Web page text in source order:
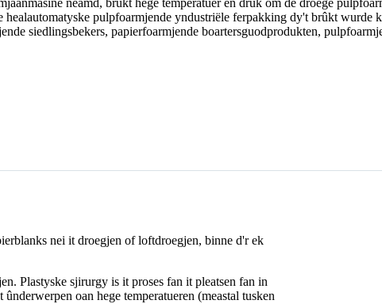
neamd, brûkt hege temperatuer en druk om de droege
pulpfoarmjende yndustriële ferpakking dy't brûkt wurde
siedlingsbekers, papierfoarmjende boartersguodprodukten,
nei it droegjen of loftdroegjen, binne d'r ek
Plastyske sjirurgy is it proses fan it pleatsen fan in
oan hege temperatueren (meastal tusken